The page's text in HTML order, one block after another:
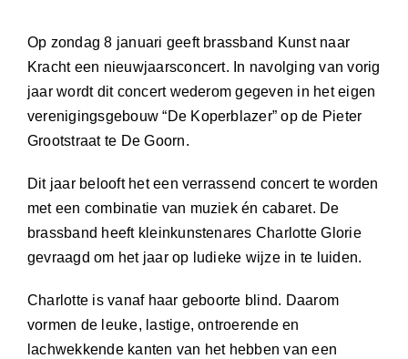
Op zondag 8 januari geeft brassband Kunst naar
Kracht een nieuwjaarsconcert. In navolging van vorig
jaar wordt dit concert wederom gegeven in het eigen
verenigingsgebouw “De Koperblazer” op de Pieter
Grootstraat te De Goorn.
Dit jaar belooft het een verrassend concert te worden
met een combinatie van muziek én cabaret. De
brassband heeft kleinkunstenares Charlotte Glorie
gevraagd om het jaar op ludieke wijze in te luiden.
Charlotte is vanaf haar geboorte blind. Daarom
vormen de leuke, lastige, ontroerende en
lachwekkende kanten van het hebben van een